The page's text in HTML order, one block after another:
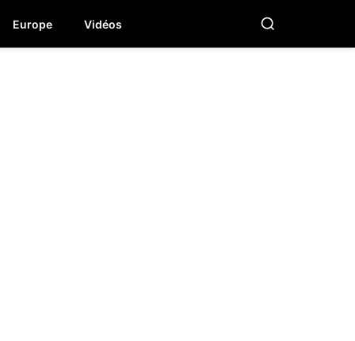
Europe Vidéos